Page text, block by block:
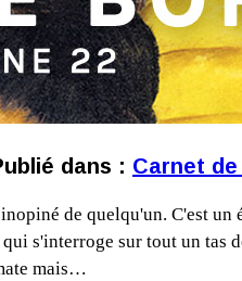
dans : Carnet
de quelqu'un. C'est
s'interroge sur tout un tas
mais…